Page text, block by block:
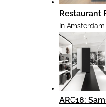
Restaurant
In
ARC18: